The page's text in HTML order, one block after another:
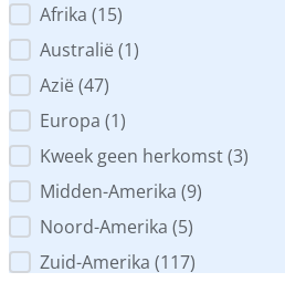
Werelddeel
Afrika (15)
Australië (1)
Azië (47)
Europa (1)
Kweek geen herkomst(3)
Midden-Amerika (9)
Noord-Amerika (5)
Zuid-Amerika (117)